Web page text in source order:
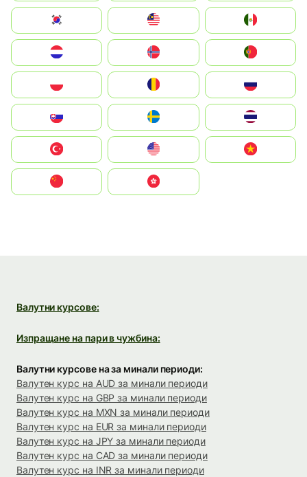
South Korea
United States
中國香港特別行政區
Валутни курсове:
Изпращане на пари в чужбина:
Валутни курсове на за минали периоди:
Валутен курс на AUD за минали периоди
Валутен курс на GBP за минали периоди
Валутен курс на MXN за минали периоди
Валутен курс на EUR за минали периоди
Валутен курс на JPY за минали периоди
Валутен курс на CAD за минали периоди
Валутен курс на INR за минали периоди